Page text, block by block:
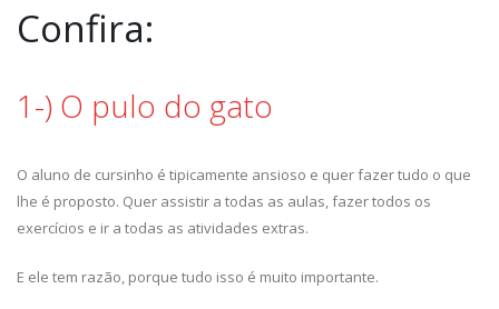
Confira:
1-) O pulo do gato
O aluno de cursinho é tipicamente ansioso e quer fazer tudo o que
lhe é proposto. Quer assistir a todas as aulas, fazer todos os
exercícios e ir a todas as atividades extras.
E ele tem razão, porque tudo isso é muito importante.